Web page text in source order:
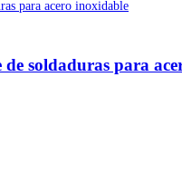
soldaduras para